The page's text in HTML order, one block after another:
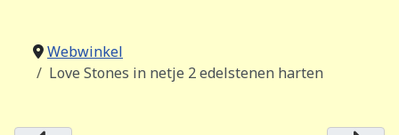
Webwinkel
Love Stones in netje 2 edelstenen harten